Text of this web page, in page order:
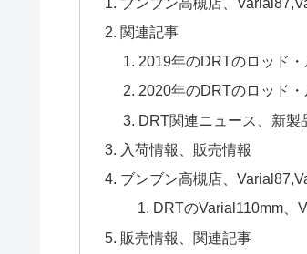
関連記事
2019年のDRTのロッド
2020年のDRTのロッド
DRT関連ニュース、新製
入荷情報、販売情報
ブンブン高槻店、
DRTのVarial110mm、
販売情報、関連記事